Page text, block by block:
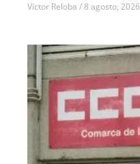
Víctor Reloba 8 agosto, 2026